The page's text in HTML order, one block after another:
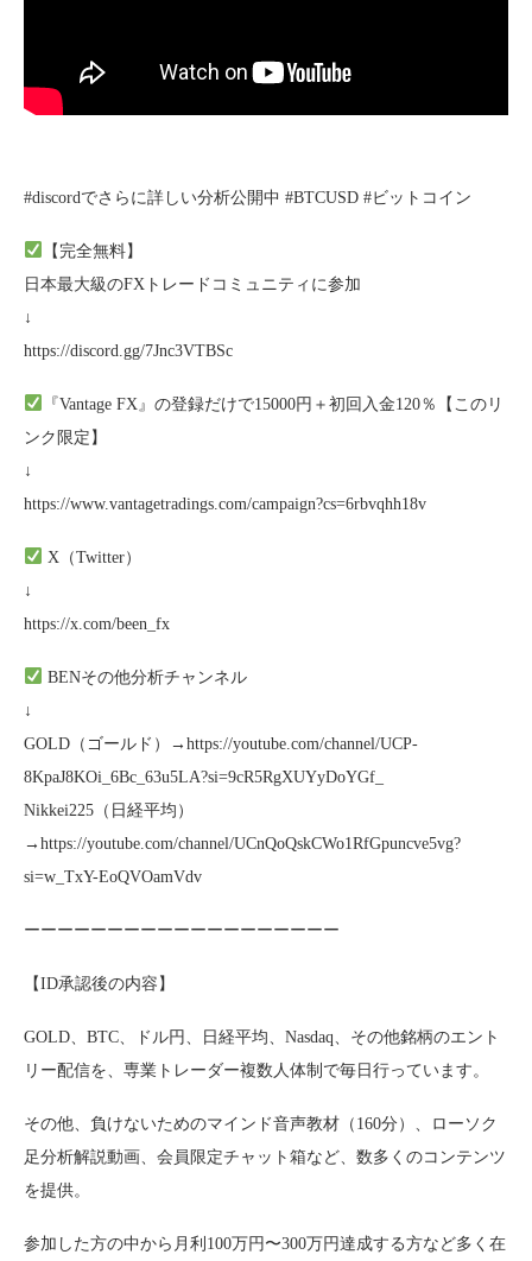
#discordでさらに詳しい分析公開中 #BTCUSD #ビットコイン
【完全無料】
日本最大級のFXトレードコミュニティに参加
↓
https://discord.gg/7Jnc3VTBSc
『Vantage FX』の登録だけで15000円＋初回入金120％【このリ
ンク限定】
↓
https://www.vantagetradings.com/campaign?cs=6rbvqhh18v
X（Twitter）
↓
https://x.com/been_fx
BENその他分析チャンネル
↓
GOLD（ゴールド）→https://youtube.com/channel/UCP-
8KpaJ8KOi_6Bc_63u5LA?si=9cR5RgXUYyDoYGf_
Nikkei225（日経平均）
→https://youtube.com/channel/UCnQoQskCWo1RfGpuncve5vg?
si=w_TxY-EoQVOamVdv
ーーーーーーーーーーーーーーーーーーー
【ID承認後の内容】
GOLD、BTC、ドル円、日経平均、Nasdaq、その他銘柄のエント
リー配信を、専業トレーダー複数人体制で毎日行っています。
その他、負けないためのマインド音声教材（160分）、ローソク
足分析解説動画、会員限定チャット箱など、数多くのコンテンツ
を提供。
参加した方の中から月利100万円〜300万円達成する方など多く在